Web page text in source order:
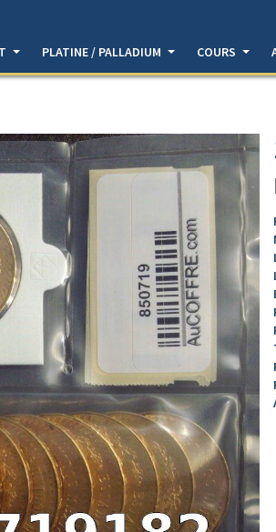
PLATINE / PALLADIUM COURS